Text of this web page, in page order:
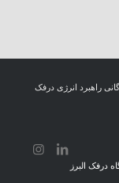
راهبرد انرژی درفک
درفک البرز